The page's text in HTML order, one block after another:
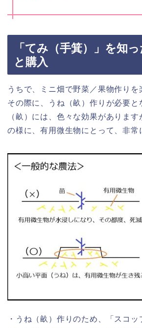
「てみ（手箕）」を知
と購入
うちで、ミニ畑で野菜／果物作りを
その際に、うね（畝）作りが必要と
（畝）には、色々な効果がありま
の様に、有用微生物にとって、非常
・うね（畝）作りのため、「スコ